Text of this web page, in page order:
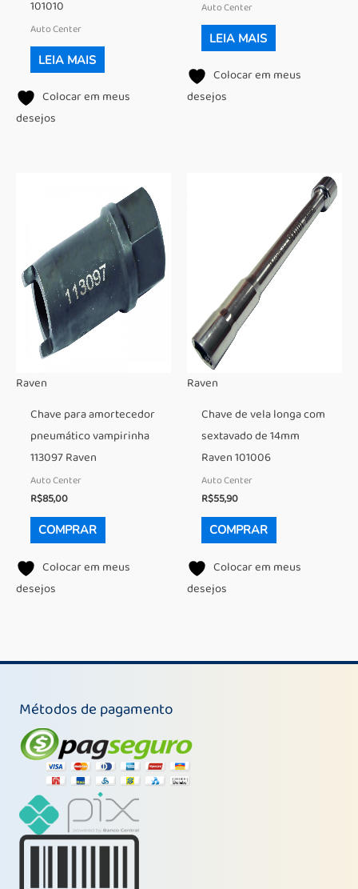
101010
Auto Center
LEIA MAIS
Colocar em meus
desejos
Auto Center
LEIA MAIS
Colocar em meus
desejos
Raven
Chave para amortecedor
pneumático vampirinha
113097 Raven
Auto Center
R$85,00
COMPRAR
Colocar em meus
desejos
Raven
Chave de vela longa com
sextavado de 14mm
Raven 101006
Auto Center
R$55,90
COMPRAR
Colocar em meus
desejos
Métodos de pagamento